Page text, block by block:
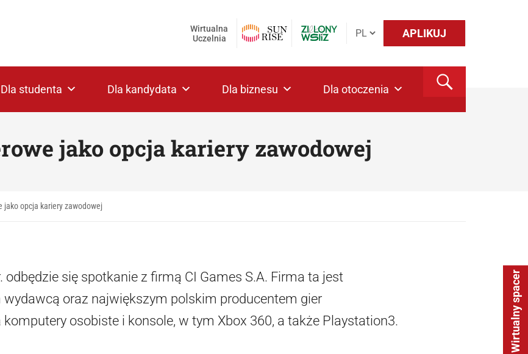
Wirtualny spacer
APLIKUJ
Wirtualna
Uczelnia
Dla studenta Dla kandydata Dla biznesu Dla otoczenia
jako opcja kariery zawodowej
jako opcja kariery zawodowej
odbędzie się spotkanie z firmą CI Games S.A. Firma ta jest
oraz największym polskim producentem gier
osobiste i konsole, w tym Xbox 360, a także Playstation3.